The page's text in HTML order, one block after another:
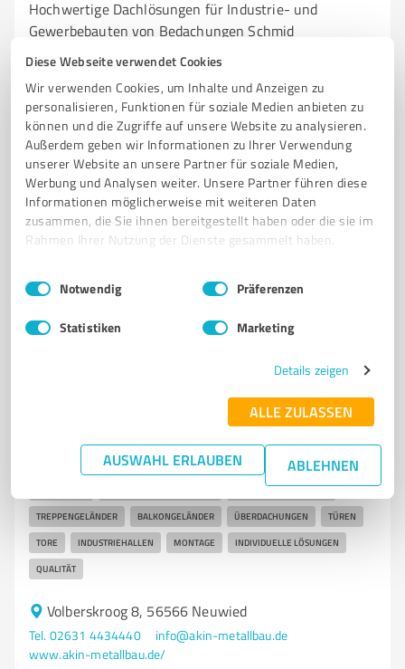
Diese Webseite verwendet Cookies
Wir verwenden Cookies, um Inhalte und Anzeigen zu
personalisieren, Funktionen für soziale Medien anbieten zu
können und die Zugriffe auf unsere Website zu analysieren.
Außerdem geben wir Informationen zu Ihrer Verwendung
unserer Website an unsere Partner für soziale Medien,
Werbung und Analysen weiter. Unsere Partner führen diese
Informationen möglicherweise mit weiteren Daten
zusammen, die Sie ihnen bereitgestellt haben oder die sie im
Rahmen Ihrer Nutzung der Dienste gesammelt haben.
Impressum Datenschutzbestimmungen
Einwilligungsauswahl
Notwendig Präferenzen
Statistiken Marketing
Details zeigen
ALLE ZULASSEN
AUSWAHL ERLAUBEN ABLEHNEN
Hochwertige Dachlösungen für Industrie- und
Gewerbebauten von Bedachungen Schmid
DACHDECKER BEDACHUNGEN INDUSTRIEBEDACHUNGEN
FLACHDACHBAU GEWERBEBAUTEN QUALITÄT ZUVERLÄSSIGKEIT
PROZESSSICHERHEIT FACHPERSONAL TRANSPARENTE ANGEBOTE
TERMINGERECHTE FERTIGSTELLUNG KUNDENSERVICE
Kärlicher Str. 5, 56575 Weißenthurm
Tel. 02637 944330
info@bedachungen-schmidt.com
bedachungen-schmidt.com/
164Bewertungen (2 Quellen)
Akin Metallbau GmbH & Co. KG
Pulverbeschichtungen in Neuwied
PULVERBESCHICHTUNG
TREPPENGELÄNDER BALKONGELÄNDER ÜBERDACHUNGEN TÜREN
TORE INDUSTRIEHALLEN MONTAGE INDIVIDUELLE LÖSUNGEN
QUALITÄT
Volberskroog 8, 56566 Neuwied
Tel. 02631 4434440
info@akin-metallbau.de
www.akin-metallbau.de/